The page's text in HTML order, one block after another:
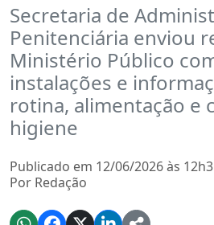
Secretaria de
Penitenciária enviou
Ministério Público
instalações e
rotina, alimentação e
higiene
Publicado em 12/06/2026 às
Por Redação